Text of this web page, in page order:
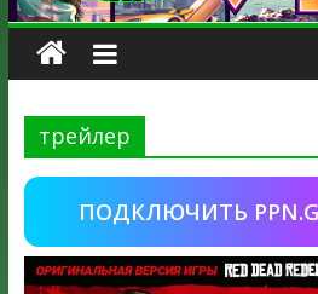
трейлер
ПОДКЛЮЧИТЬ